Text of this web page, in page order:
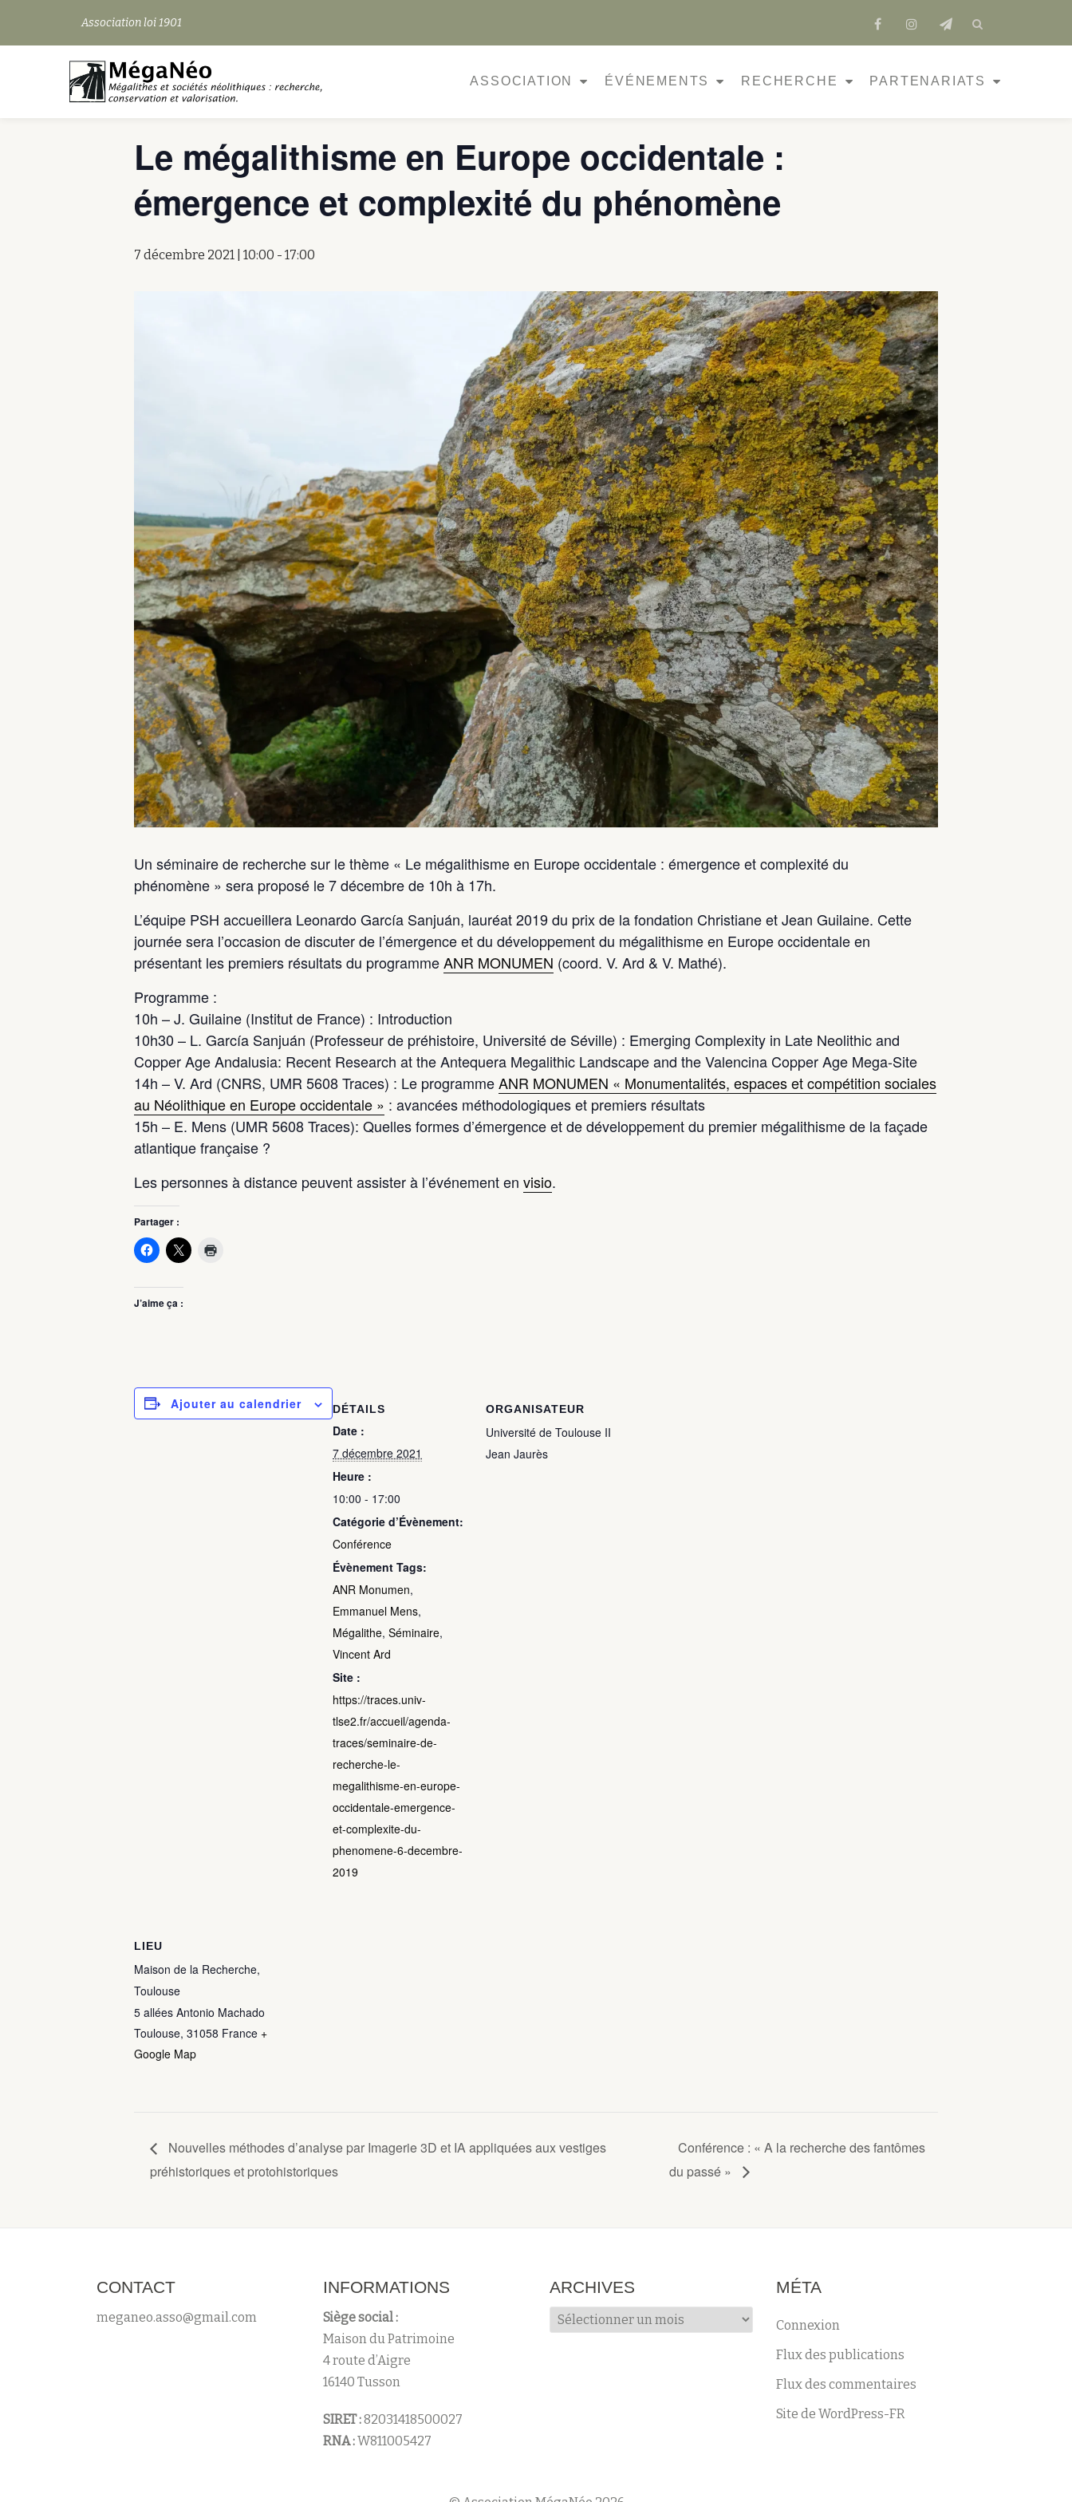
Aller
Association loi 1901
fa-
facebook
fa-
instagram
fa-
send
ASSOCIATION ÉVÉNEMENTS RECHERCHE PARTENARIATS
« Tous les Évènements
Cet évènement est passé.
Le mégalithisme en Europe occidentale :
émergence et complexité du phénomène
7 décembre 2021 | 10:00 - 17:00
Un séminaire de recherche sur le thème « Le mégalithisme en Europe occidentale : émergence et complexité du
phénomène » sera proposé le 7 décembre de 10h à 17h.
L’équipe PSH accueillera Leonardo García Sanjuán, lauréat 2019 du prix de la fondation Christiane et Jean Guilaine. Cette
journée sera l’occasion de discuter de l’émergence et du développement du mégalithisme en Europe occidentale en
présentant les premiers résultats du programmeANR MONUMEN (coord. V. Ard & V. Mathé).
Programme :
10h – J. Guilaine (Institut de France) : Introduction
10h30 – L. García Sanjuán (Professeur de préhistoire, Université de Séville) : Emerging Complexity in Late Neolithic and
Copper Age Andalusia: Recent Research at the Antequera Megalithic Landscape and the Valencina Copper Age Mega-Site
14h – V. Ard (CNRS, UMR 5608 Traces) : Le programmeANR MONUMEN « Monumentalités, espaces et compétition sociales
au Néolithique en Europe occidentale » : avancées méthodologiques et premiers résultats
15h – E. Mens (UMR 5608 Traces): Quelles formes d’émergence et de développement du premier mégalithisme de la façade
atlantique française ?
Les personnes à distance peuvent assister à l’événement en visio.
Partager :
J’aime ça :
Ajouter au calendrier DÉTAILS
Date :
7 décembre 2021
Heure :
10:00 - 17:00
Catégorie d’Évènement:
Conférence
Évènement Tags:
ANR Monumen,
Emmanuel Mens,
Mégalithe, Séminaire,
Vincent Ard
Site :
https://traces.univ-
tlse2.fr/accueil/agenda-
traces/seminaire-de-
recherche-le-
megalithisme-en-europe-
occidentale-emergence-
et-complexite-du-
phenomene-6-decembre-
2019
ORGANISATEUR
Université de Toulouse II
Jean Jaurès
LIEU
Maison de la Recherche,
Toulouse
5 allées Antonio Machado
Toulouse, 31058 France +
Google Map
Nouvelles méthodes d’analyse par Imagerie 3D et IA appliquées aux vestiges
préhistoriques et protohistoriques
Conférence : « A la recherche des fantômes
du passé »
CONTACT
meganeo.asso@gmail.com
INFORMATIONS
Siège social :
Maison du Patrimoine
4 route d’Aigre
16140 Tusson
SIRET :82031418500027
RNA :W811005427
ARCHIVES
Archives
MÉTA
Connexion
Flux des publications
Flux des commentaires
Site de WordPress-FR